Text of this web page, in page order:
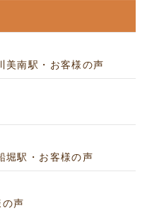
美南駅・お客様の声
堀駅・お客様の声
声